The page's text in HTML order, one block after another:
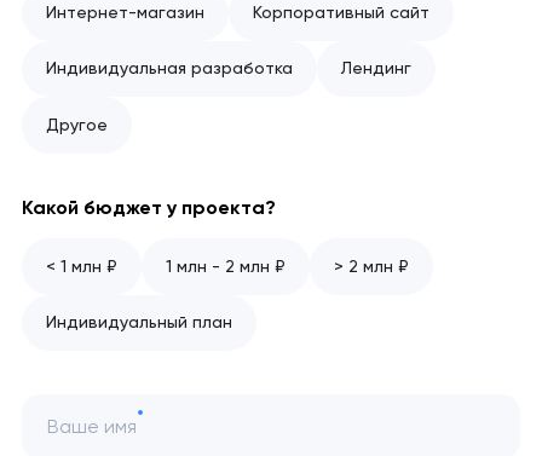
Интернет-магазин Корпоративный сайт
Индивидуальная разработка Лендинг
Другое
Какой бюджет у проекта?
< 1 млн ₽ 1 млн - 2 млн ₽ > 2 млн ₽
Индивидуальный план
Ваше имя